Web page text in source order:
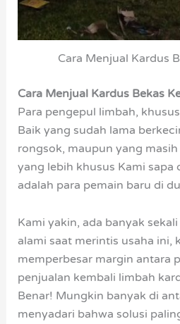
Cara Menjual Kardus
Cara Menjual Kardus Bekas
Para pengepul limbah,
Baik yang sudah lama
rongsok, maupun yang
yang lebih khusus Kami sapa
adalah para pemain baru di
Kami yakin, ada banyak
alami saat merintis usaha ini,
memperbesar margin antara
penjualan kembali limbah
Benar! Mungkin banyak di
menyadari bahwa solusi